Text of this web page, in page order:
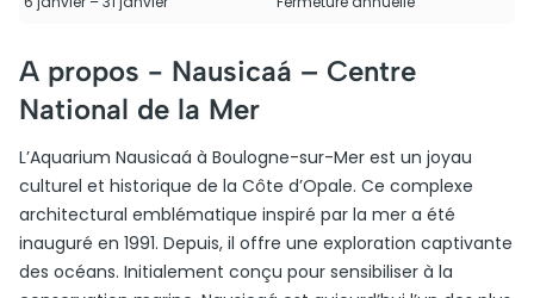
A propos - Nausicaá – Centre
National de la Mer
L’Aquarium Nausicaá à Boulogne-sur-Mer est un joyau
culturel et historique de la Côte d’Opale. Ce complexe
architectural emblématique inspiré par la mer a été
inauguré en 1991. Depuis, il offre une exploration captivante
des océans. Initialement conçu pour sensibiliser à la